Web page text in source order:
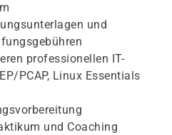
und
professionellen IT-
PCAP, Linux Essentials
und Coaching